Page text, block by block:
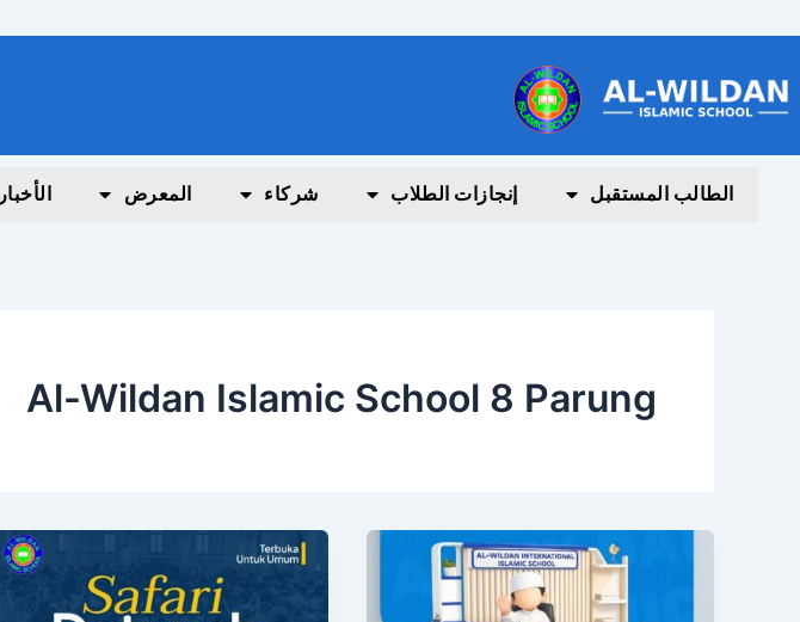
المحتوى
الطالب المستقبل إنجازات الطلاب شركاء المعرض الأخبار
Al-Wildan Islamic School 8 Parung